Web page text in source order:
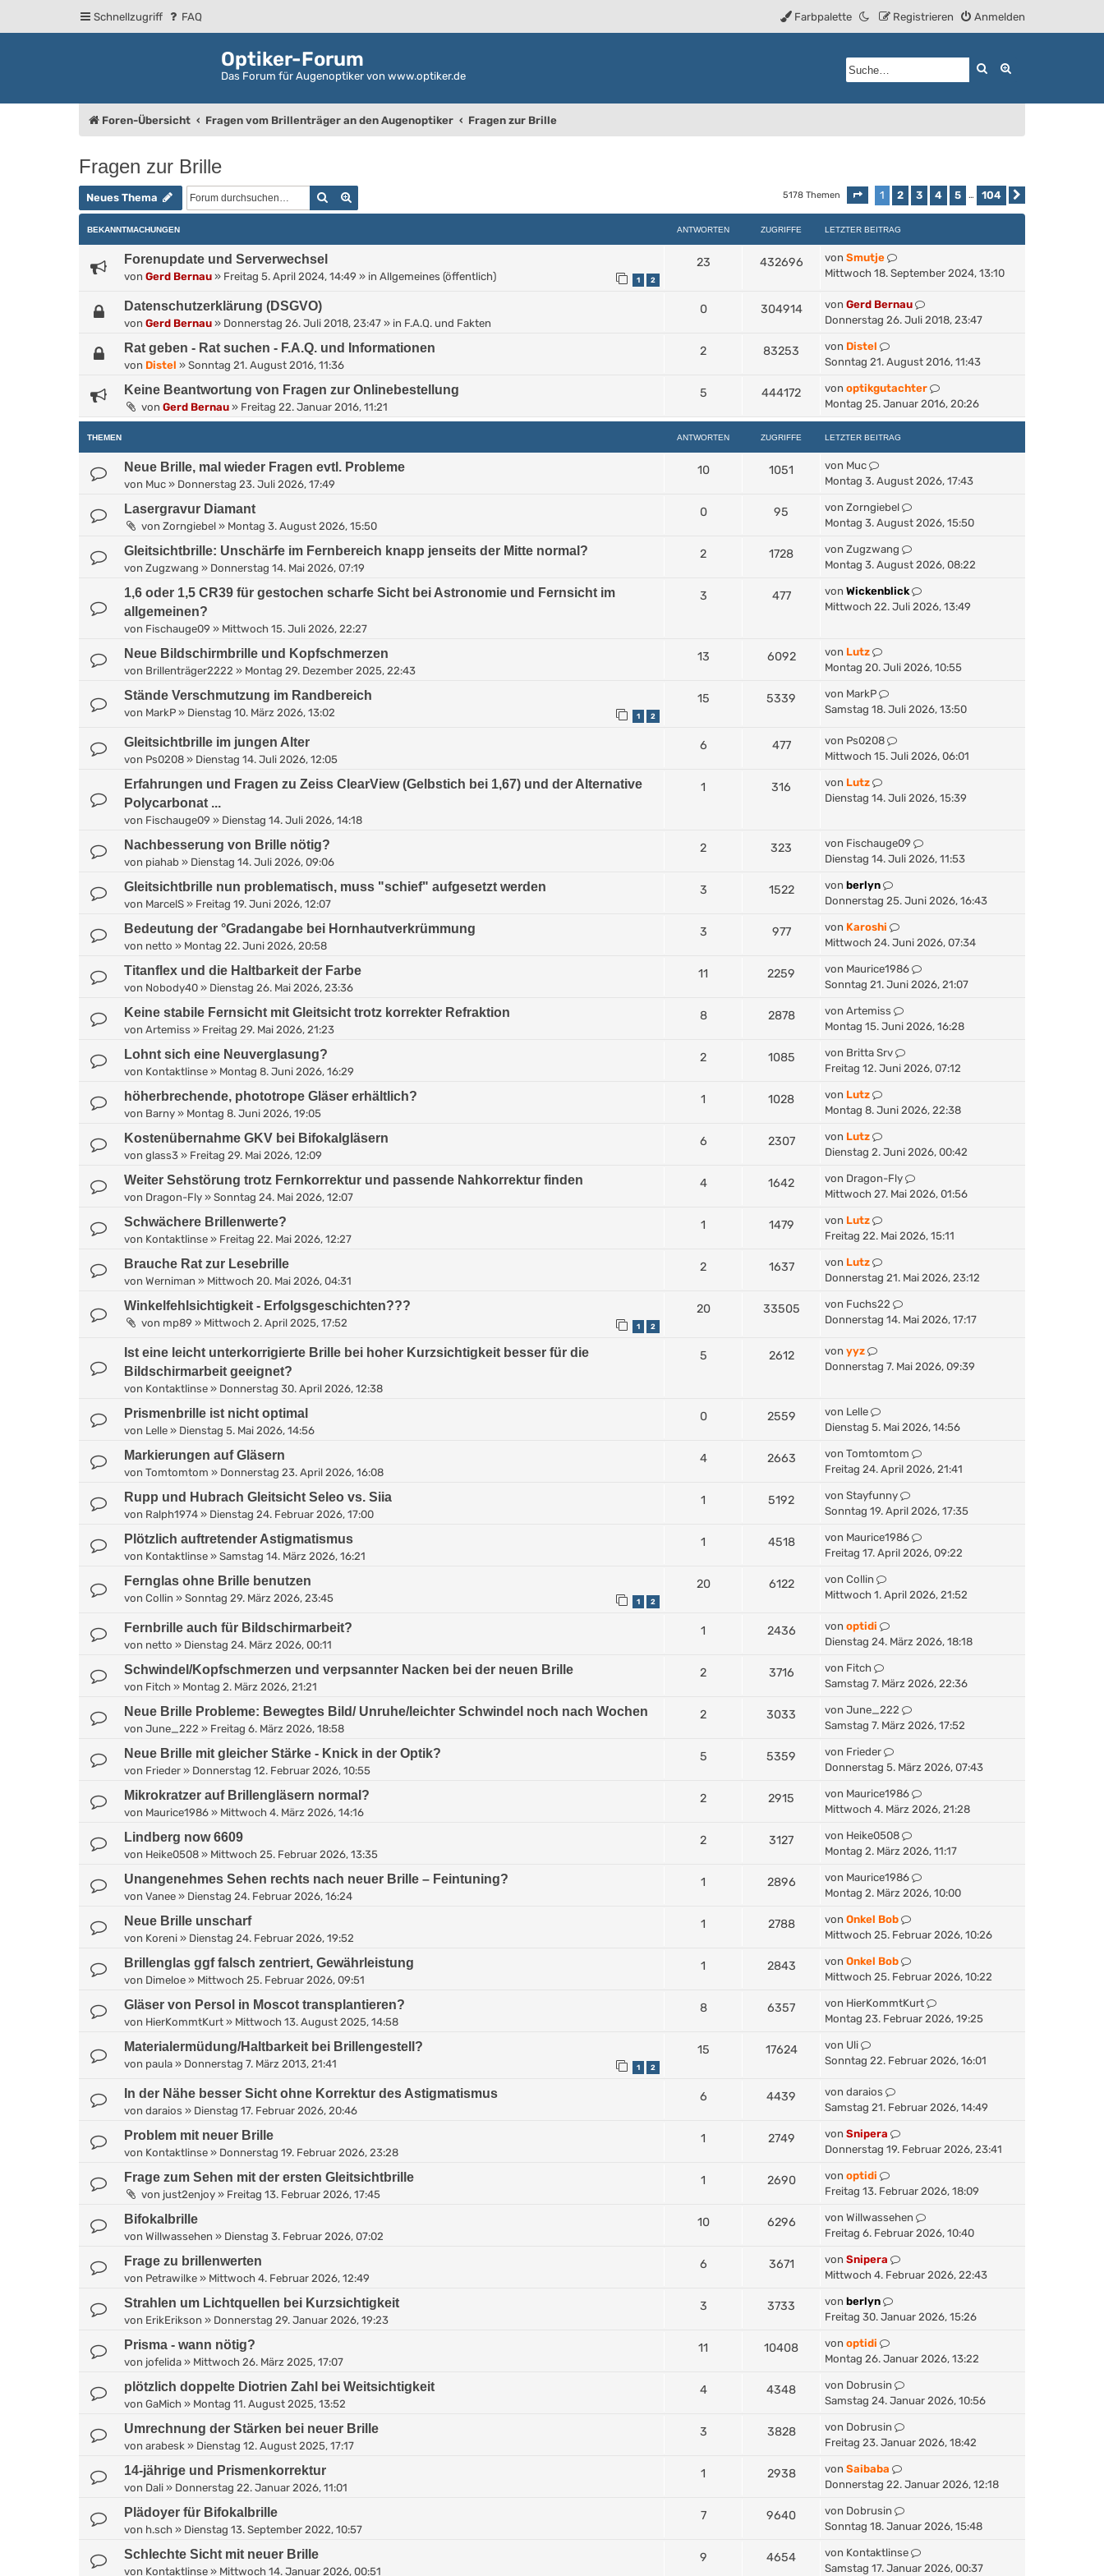
Schnellzugriff FAQ Anmelden
Registrieren
Farbpalette
Optiker-Forum
Das Forum für Augenoptiker von www.optiker.de
Suche
Foren-Übersicht Fragen vom Brillenträger an den Augenoptiker Fragen zur Brille
Fragen zur Brille
Neues Thema Suche 5178 Themen Seite 1von 104
1 2 3 4 5 … 104
BEKANNTMACHUNGEN ANTWORTEN ZUGRIFFE LETZTER BEITRAG
Forenupdate und Serverwechsel
von Gerd Bernau » Freitag 5. April 2024, 14:49 » in Allgemeines (öffentlich) 1 2
23 432696 von Smutje
Mittwoch 18. September 2024, 13:10
Datenschutzerklärung (DSGVO)
von Gerd Bernau » Donnerstag 26. Juli 2018, 23:47 » in F.A.Q. und Fakten
0 304914 von Gerd Bernau
Donnerstag 26. Juli 2018, 23:47
Rat geben - Rat suchen - F.A.Q. und Informationen
von Distel » Sonntag 21. August 2016, 11:36
2 83253 von Distel
Sonntag 21. August 2016, 11:43
Keine Beantwortung von Fragen zur Onlinebestellung
von Gerd Bernau » Freitag 22. Januar 2016, 11:21
5 444172 von optikgutachter
Montag 25. Januar 2016, 20:26
THEMEN ANTWORTEN ZUGRIFFE LETZTER BEITRAG
Neue Brille, mal wieder Fragen evtl. Probleme
von Muc » Donnerstag 23. Juli 2026, 17:49
10 1051 von Muc
Montag 3. August 2026, 17:43
Lasergravur Diamant
von Zorngiebel » Montag 3. August 2026, 15:50
0 95 von Zorngiebel
Montag 3. August 2026, 15:50
Gleitsichtbrille: Unschärfe im Fernbereich knapp jenseits der Mitte normal?
von Zugzwang » Donnerstag 14. Mai 2026, 07:19
2 1728 von Zugzwang
Montag 3. August 2026, 08:22
1,6 oder 1,5 CR39 für gestochen scharfe Sicht bei Astronomie und Fernsicht im
allgemeinen?
von Fischauge09 » Mittwoch 15. Juli 2026, 22:27
3 477 von Wickenblick
Mittwoch 22. Juli 2026, 13:49
Neue Bildschirmbrille und Kopfschmerzen
von Brillenträger2222 » Montag 29. Dezember 2025, 22:43
13 6092 von Lutz
Montag 20. Juli 2026, 10:55
Stände Verschmutzung im Randbereich
von MarkP » Dienstag 10. März 2026, 13:02 1 2
15 5339 von MarkP
Samstag 18. Juli 2026, 13:50
Gleitsichtbrille im jungen Alter
von Ps0208 » Dienstag 14. Juli 2026, 12:05
6 477 von Ps0208
Mittwoch 15. Juli 2026, 06:01
Erfahrungen und Fragen zu Zeiss ClearView (Gelbstich bei 1,67) und der Alternative
Polycarbonat ...
von Fischauge09 » Dienstag 14. Juli 2026, 14:18
1 316 von Lutz
Dienstag 14. Juli 2026, 15:39
Nachbesserung von Brille nötig?
von piahab » Dienstag 14. Juli 2026, 09:06
2 323 von Fischauge09
Dienstag 14. Juli 2026, 11:53
Gleitsichtbrille nun problematisch, muss "schief" aufgesetzt werden
von MarcelS » Freitag 19. Juni 2026, 12:07
3 1522 von berlyn
Donnerstag 25. Juni 2026, 16:43
Bedeutung der °Gradangabe bei Hornhautverkrümmung
von netto » Montag 22. Juni 2026, 20:58
3 977 von Karoshi
Mittwoch 24. Juni 2026, 07:34
Titanflex und die Haltbarkeit der Farbe
von Nobody40 » Dienstag 26. Mai 2026, 23:36
11 2259 von Maurice1986
Sonntag 21. Juni 2026, 21:07
Keine stabile Fernsicht mit Gleitsicht trotz korrekter Refraktion
von Artemiss » Freitag 29. Mai 2026, 21:23
8 2878 von Artemiss
Montag 15. Juni 2026, 16:28
Lohnt sich eine Neuverglasung?
von Kontaktlinse » Montag 8. Juni 2026, 16:29
2 1085 von Britta Srv
Freitag 12. Juni 2026, 07:12
höherbrechende, phototrope Gläser erhältlich?
von Barny » Montag 8. Juni 2026, 19:05
1 1028 von Lutz
Montag 8. Juni 2026, 22:38
Kostenübernahme GKV bei Bifokalgläsern
von glass3 » Freitag 29. Mai 2026, 12:09
6 2307 von Lutz
Dienstag 2. Juni 2026, 00:42
Weiter Sehstörung trotz Fernkorrektur und passende Nahkorrektur finden
von Dragon-Fly » Sonntag 24. Mai 2026, 12:07
4 1642 von Dragon-Fly
Mittwoch 27. Mai 2026, 01:56
Schwächere Brillenwerte?
von Kontaktlinse » Freitag 22. Mai 2026, 12:27
1 1479 von Lutz
Freitag 22. Mai 2026, 15:11
Brauche Rat zur Lesebrille
von Werniman » Mittwoch 20. Mai 2026, 04:31
2 1637 von Lutz
Donnerstag 21. Mai 2026, 23:12
Winkelfehlsichtigkeit - Erfolgsgeschichten???
von mp89 » Mittwoch 2. April 2025, 17:52 1 2
20 33505 von Fuchs22
Donnerstag 14. Mai 2026, 17:17
Ist eine leicht unterkorrigierte Brille bei hoher Kurzsichtigkeit besser für die
Bildschirmarbeit geeignet?
von Kontaktlinse » Donnerstag 30. April 2026, 12:38
5 2612 von yyz
Donnerstag 7. Mai 2026, 09:39
Prismenbrille ist nicht optimal
von Lelle » Dienstag 5. Mai 2026, 14:56
0 2559 von Lelle
Dienstag 5. Mai 2026, 14:56
Markierungen auf Gläsern
von Tomtomtom » Donnerstag 23. April 2026, 16:08
4 2663 von Tomtomtom
Freitag 24. April 2026, 21:41
Rupp und Hubrach Gleitsicht Seleo vs. Siia
von Ralph1974 » Dienstag 24. Februar 2026, 17:00
1 5192 von Stayfunny
Sonntag 19. April 2026, 17:35
Plötzlich auftretender Astigmatismus
von Kontaktlinse » Samstag 14. März 2026, 16:21
1 4518 von Maurice1986
Freitag 17. April 2026, 09:22
Fernglas ohne Brille benutzen
von Collin » Sonntag 29. März 2026, 23:45 1 2
20 6122 von Collin
Mittwoch 1. April 2026, 21:52
Fernbrille auch für Bildschirmarbeit?
von netto » Dienstag 24. März 2026, 00:11
1 2436 von optidi
Dienstag 24. März 2026, 18:18
Schwindel/Kopfschmerzen und verpsannter Nacken bei der neuen Brille
von Fitch » Montag 2. März 2026, 21:21
2 3716 von Fitch
Samstag 7. März 2026, 22:36
Neue Brille Probleme: Bewegtes Bild/ Unruhe/leichter Schwindel noch nach Wochen
von June_222 » Freitag 6. März 2026, 18:58
2 3033 von June_222
Samstag 7. März 2026, 17:52
Neue Brille mit gleicher Stärke - Knick in der Optik?
von Frieder » Donnerstag 12. Februar 2026, 10:55
5 5359 von Frieder
Donnerstag 5. März 2026, 07:43
Mikrokratzer auf Brillengläsern normal?
von Maurice1986 » Mittwoch 4. März 2026, 14:16
2 2915 von Maurice1986
Mittwoch 4. März 2026, 21:28
Lindberg now 6609
von Heike0508 » Mittwoch 25. Februar 2026, 13:35
2 3127 von Heike0508
Montag 2. März 2026, 11:17
Unangenehmes Sehen rechts nach neuer Brille – Feintuning?
von Vanee » Dienstag 24. Februar 2026, 16:24
1 2896 von Maurice1986
Montag 2. März 2026, 10:00
Neue Brille unscharf
von Koreni » Dienstag 24. Februar 2026, 19:52
1 2788 von Onkel Bob
Mittwoch 25. Februar 2026, 10:26
Brillenglas ggf falsch zentriert, Gewährleistung
von Dimeloe » Mittwoch 25. Februar 2026, 09:51
1 2843 von Onkel Bob
Mittwoch 25. Februar 2026, 10:22
Gläser von Persol in Moscot transplantieren?
von HierKommtKurt » Mittwoch 13. August 2025, 14:58
8 6357 von HierKommtKurt
Montag 23. Februar 2026, 19:25
Materialermüdung/Haltbarkeit bei Brillengestell?
von paula » Donnerstag 7. März 2013, 21:41 1 2
15 17624 von Uli
Sonntag 22. Februar 2026, 16:01
In der Nähe besser Sicht ohne Korrektur des Astigmatismus
von daraios » Dienstag 17. Februar 2026, 20:46
6 4439 von daraios
Samstag 21. Februar 2026, 14:49
Problem mit neuer Brille
von Kontaktlinse » Donnerstag 19. Februar 2026, 23:28
1 2749 von Snipera
Donnerstag 19. Februar 2026, 23:41
Frage zum Sehen mit der ersten Gleitsichtbrille
von just2enjoy » Freitag 13. Februar 2026, 17:45
1 2690 von optidi
Freitag 13. Februar 2026, 18:09
Bifokalbrille
von Willwassehen » Dienstag 3. Februar 2026, 07:02
10 6296 von Willwassehen
Freitag 6. Februar 2026, 10:40
Frage zu brillenwerten
von Petrawilke » Mittwoch 4. Februar 2026, 12:49
6 3671 von Snipera
Mittwoch 4. Februar 2026, 22:43
Strahlen um Lichtquellen bei Kurzsichtigkeit
von ErikErikson » Donnerstag 29. Januar 2026, 19:23
3 3733 von berlyn
Freitag 30. Januar 2026, 15:26
Prisma - wann nötig?
von jofelida » Mittwoch 26. März 2025, 17:07
11 10408 von optidi
Montag 26. Januar 2026, 13:22
plötzlich doppelte Diotrien Zahl bei Weitsichtigkeit
von GaMich » Montag 11. August 2025, 13:52
4 4348 von Dobrusin
Samstag 24. Januar 2026, 10:56
Umrechnung der Stärken bei neuer Brille
von arabesk » Dienstag 12. August 2025, 17:17
3 3828 von Dobrusin
Freitag 23. Januar 2026, 18:42
14-jährige und Prismenkorrektur
von Dali » Donnerstag 22. Januar 2026, 11:01
1 2938 von Saibaba
Donnerstag 22. Januar 2026, 12:18
Plädoyer für Bifokalbrille
von h.sch » Dienstag 13. September 2022, 10:57
7 9640 von Dobrusin
Sonntag 18. Januar 2026, 15:48
Schlechte Sicht mit neuer Brille
von Kontaktlinse » Mittwoch 14. Januar 2026, 00:51
9 4654 von Kontaktlinse
Samstag 17. Januar 2026, 00:37